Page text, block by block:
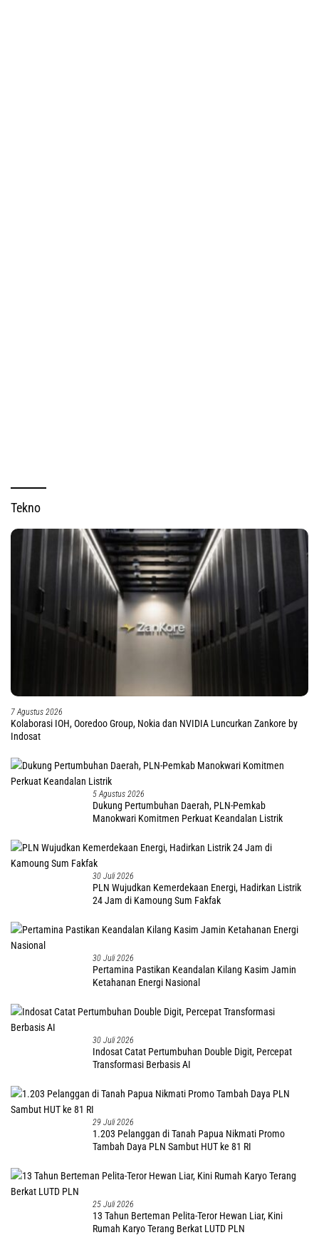
Tekno
7 Agustus 2026
Kolaborasi IOH, Ooredoo Group, Nokia dan NVIDIA Luncurkan Zankore by
Indosat
5 Agustus 2026
Dukung Pertumbuhan Daerah, PLN-Pemkab
Manokwari Komitmen Perkuat Keandalan Listrik
30 Juli 2026
PLN Wujudkan Kemerdekaan Energi, Hadirkan Listrik
24 Jam di Kamoung Sum Fakfak
30 Juli 2026
Pertamina Pastikan Keandalan Kilang Kasim Jamin
Ketahanan Energi Nasional
30 Juli 2026
Indosat Catat Pertumbuhan Double Digit, Percepat
Transformasi Berbasis AI
29 Juli 2026
1.203 Pelanggan di Tanah Papua Nikmati Promo
Tambah Daya PLN Sambut HUT ke 81 RI
25 Juli 2026
13 Tahun Berteman Pelita-Teror Hewan Liar, Kini
Rumah Karyo Terang Berkat LUTD PLN